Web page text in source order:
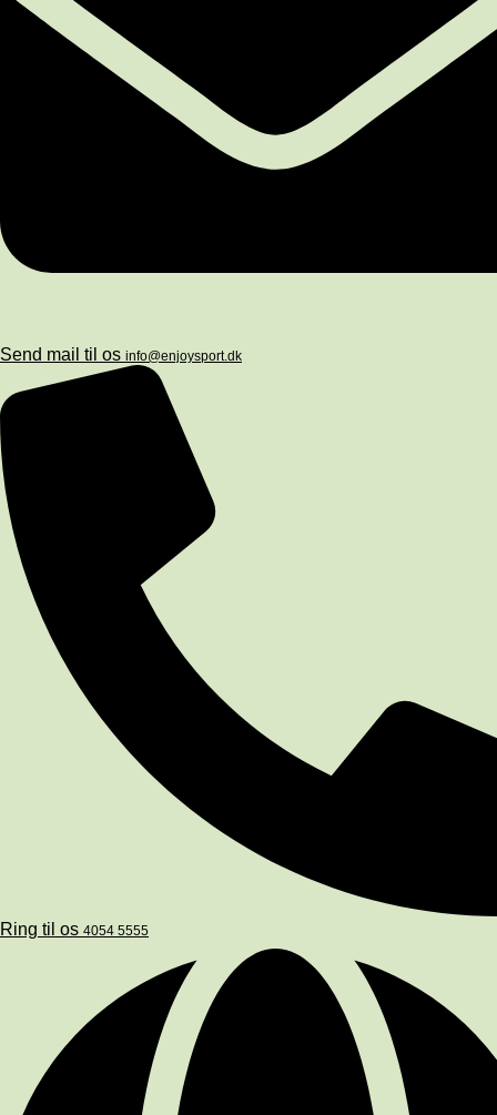
Send mail til os info@enjoysport.dk
Ring til os 4054 5555